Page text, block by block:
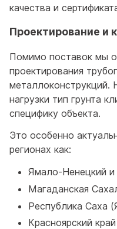
качества и
Проектирование и
Помимо поставок мы
проектирования
нагрузки тип грунта
специфику объекта.
Это особенно
регионах как:
Ямало-Ненецкий
Магаданская
Республика Саха
Красноярский